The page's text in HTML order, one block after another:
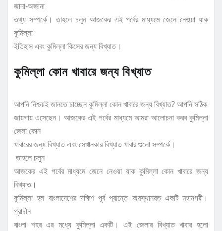
জানা-অজানা
তথ্য সম্পর্কে। তাহলে চলুন আজকের এই পর্বের মাধ্যমে জেনে নেওয়া যাক
কুমিল্লা
ইতিহাস এবং কুমিল্লা কিসের জন্য বিখ্যাত।
কুমিল্লা কোন খাবারে জন্য বিখ্যাত
আপনি নিশ্চয়ই জানতে চাচ্ছেন কুমিল্লা কোন খাবারে জন্য বিখ্যাত? আপনি সঠিক
জায়গায় এসেছেন। আজকের এই পর্বের মাধ্যমে আমরা আলোচনা করব কুমিল্লা
জেলা কোন
খাবারের জন্য বিখ্যাত এবং সেখানকার বিখ্যাত খাবার গুলো সম্পর্কে।
তাহলে চলুন
আজকের এই পর্বের মাধ্যমে জেনে নেওয়া যাক কুমিল্লা কোন খাবারে জন্য
বিখ্যাত।
কুমিল্লা হল বাংলাদেশের দক্ষিণ পূর্ব প্রান্তে অবস্থানরত একটি মহানগরী।
প্রাচীন
বাংলা শহর এর মধ্যে কুমিল্লা একটি। এই জেলার বিখ্যাত খাবার হলো